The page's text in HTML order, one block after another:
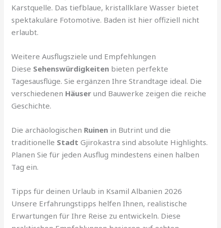
Karstquelle. Das tiefblaue, kristallklare Wasser bietet
spektakuläre Fotomotive. Baden ist hier offiziell nicht
erlaubt.
Weitere Ausflugsziele und Empfehlungen
Diese Sehenswürdigkeiten bieten perfekte
Tagesausflüge. Sie ergänzen Ihre Strandtage ideal. Die
verschiedenen Häuser und Bauwerke zeigen die reiche
Geschichte.
Die archäologischen Ruinen in Butrint und die
traditionelle Stadt Gjirokastra sind absolute Highlights.
Planen Sie für jeden Ausflug mindestens einen halben
Tag ein.
Tipps für deinen Urlaub in Ksamil Albanien 2026
Unsere Erfahrungstipps helfen Ihnen, realistische
Erwartungen für Ihre Reise zu entwickeln. Diese